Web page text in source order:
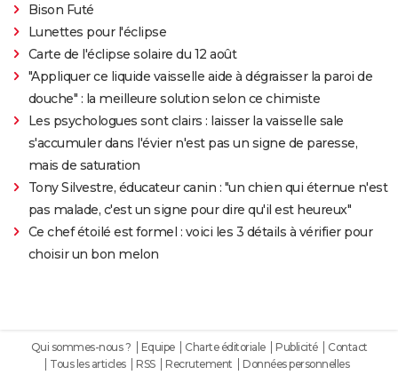
Bison Futé
Lunettes pour l'éclipse
Carte de l'éclipse solaire du 12 août
"Appliquer ce liquide vaisselle aide à dégraisser la paroi de
douche" : la meilleure solution selon ce chimiste
Les psychologues sont clairs : laisser la vaisselle sale
s'accumuler dans l'évier n'est pas un signe de paresse,
mais de saturation
Tony Silvestre, éducateur canin : "un chien qui éternue n'est
pas malade, c'est un signe pour dire qu'il est heureux"
Ce chef étoilé est formel : voici les 3 détails à vérifier pour
choisir un bon melon
Qui sommes-nous ? Equipe Charte éditoriale Publicité
Contact
Tous les articles
RSS Recrutement
Données personnelles